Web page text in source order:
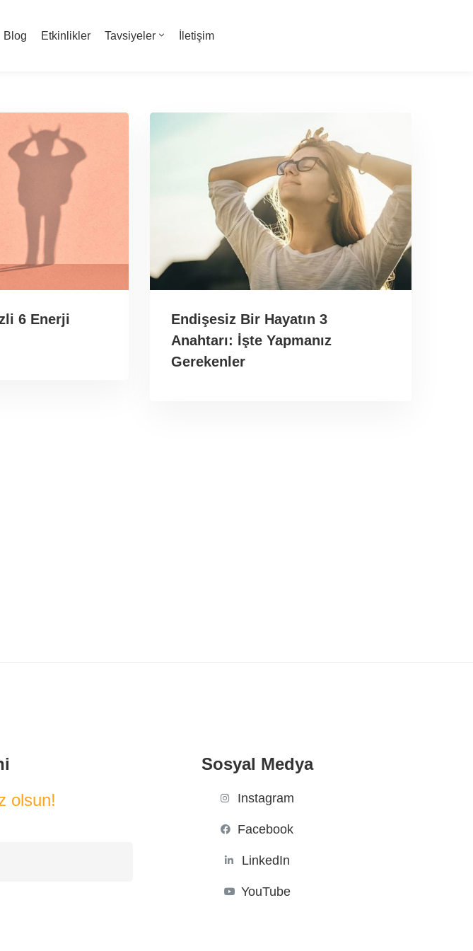
Blog Etkinlikler Tavsiyeler İletişim
6 Enerji
Endişesiz Bir Hayatın 3
Anahtarı: İşte Yapmanız
Gerekenler
olsun!
Sosyal Medya
Instagram
Facebook
LinkedIn
YouTube